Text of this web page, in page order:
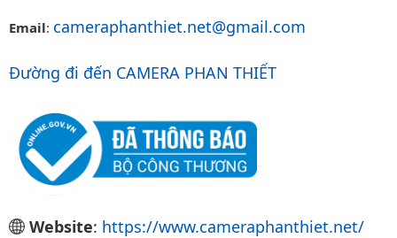
Email: cameraphanthiet.net@gmail.com
Đường đi đến CAMERA PHAN THIẾT
Website: https://www.cameraphanthiet.net/